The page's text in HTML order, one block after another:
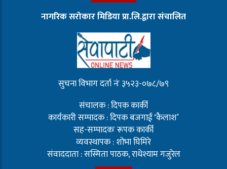
नागरिक सरोकार मिडिया प्रा.लि.द्वारा संचालित
सुचना विभाग दर्ता नंः ३५२३-०७८/७९
संचालक : दिपक कार्की
कार्यकारी सम्पादक : दिपक बजगाई ‘कैलाश’
सह-सम्पादकः रूपक कार्की
व्यवस्थापक : शोभा घिमिरे
संवाददाता : सस्मिता पाठक, राधेश्याम गजुरेल